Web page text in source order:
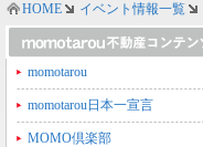
HOME イベント情報一覧
momotarou
momotarou日本一宣言
MOMO倶楽部